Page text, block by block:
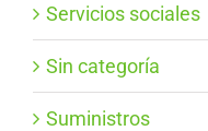
Servicios sociales
Sin categoría
Suministros